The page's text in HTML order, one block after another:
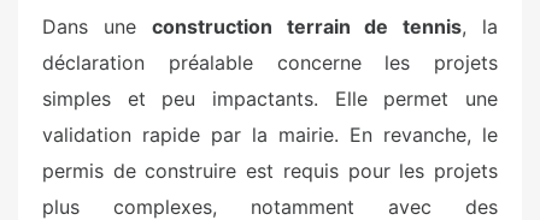
Dans une construction terrain de tennis, la
déclaration préalable concerne les projets
simples et peu impactants. Elle permet une
validation rapide par la mairie. En revanche, le
permis de construire est requis pour les projets
plus complexes, notamment avec des